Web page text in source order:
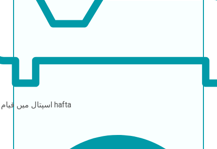
اسپتال میں 2-4 hafta